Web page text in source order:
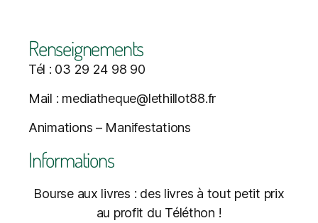
Renseignements
Tél : 03 29 24 98 90
Mail : mediatheque@lethillot88.fr
Animations – Manifestations
Informations
Bourse aux livres : des livres à tout petit prix
au profit du Téléthon !